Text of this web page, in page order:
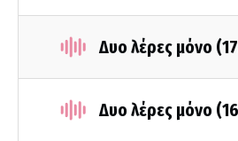
Δυο λέρες μόνο
Δυο λέρες μόνο